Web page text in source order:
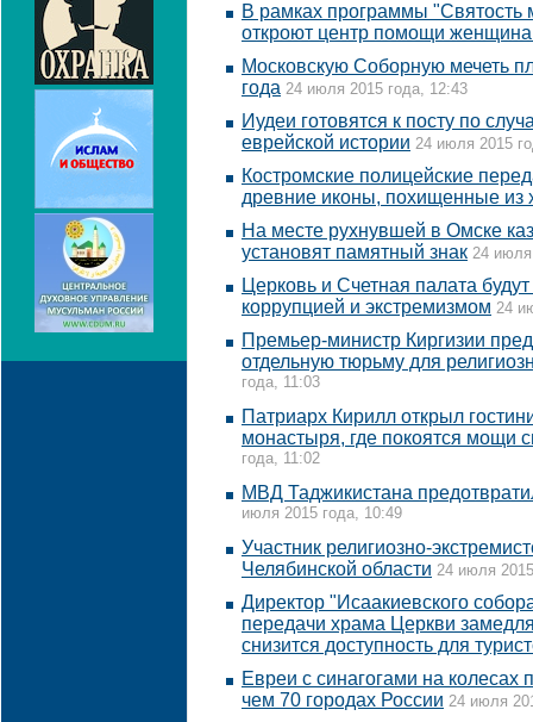
В рамках программы "Святость
откроют центр помощи
Московскую Соборную мечеть
года 24 июля 2015 года, 12:43
Иудеи готовятся к посту по
еврейской истории 24 июля 2015
Костромские полицейские
древние иконы, похищенные из
На месте рухнувшей в Омске
установят памятный знак 24 июля
Церковь и Счетная палата
коррупцией и экстремизмом 24
Премьер-министр Киргизии
отдельную тюрьму для
года, 11:03
Патриарх Кирилл открыл
монастыря, где покоятся мощи
года, 11:02
МВД Таджикистана
июля 2015 года, 10:49
Участник религиозно-
Челябинской области 24 июля
Директор "Исаакиевского
передачи храма Церкви
снизится доступность для
Евреи с синагогами на колесах
чем 70 городах России 24 июля